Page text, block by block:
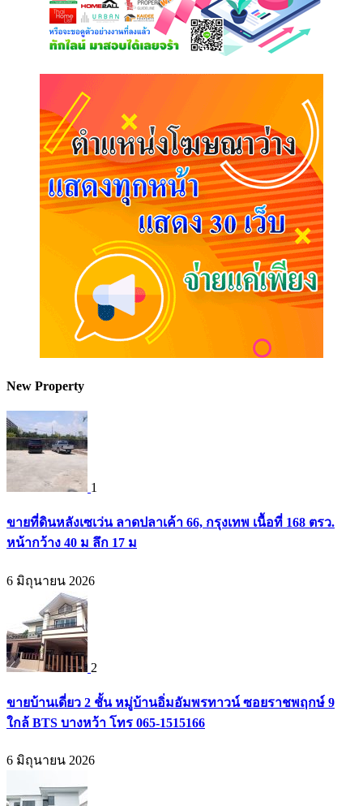
New Property
1
ขายที่ดินหลังเซเว่น ลาดปลาเค้า 66, กรุงเทพ เนื้อที่ 168 ตรว.
หน้ากว้าง 40 ม ลึก 17 ม
6 มิถุนายน 2026
2
ขายบ้านเดี่ยว 2 ชั้น หมู่บ้านอิ่มอัมพรทาวน์ ซอยราชพฤกษ์ 9
ใกล้ BTS บางหว้า โทร 065-1515166
6 มิถุนายน 2026